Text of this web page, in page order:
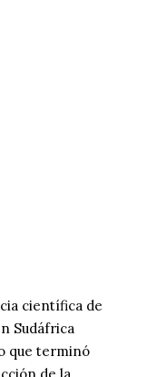
científica de
Sudáfrica
que terminó